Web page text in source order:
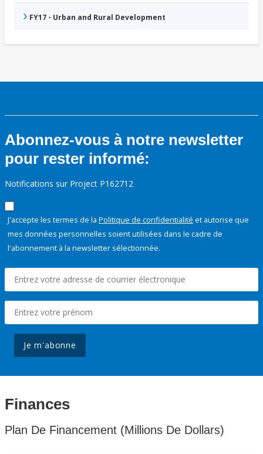
FY17 - Urban and Rural Development
Abonnez-vous à notre newsletter
pour rester informé:
Notifications sur Project P162712
J'accepte les termes de la Politique de confidentialité et autorise que
mes données personnelles soient utilisées dans le cadre de
l'abonnement à la newsletter sélectionnée.
Je m'abonne
Finances
Plan De Financement (Millions De Dollars)